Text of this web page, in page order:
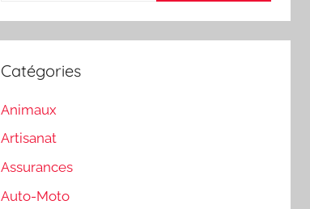
Catégories
Animaux
Artisanat
Assurances
Auto-Moto